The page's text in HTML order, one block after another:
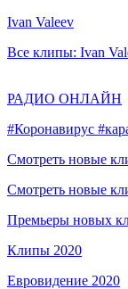
Ivan Valeev
Все клипы: Ivan
РАДИО ОНЛАЙН
#Коронавирус
Смотреть новые
Смотреть новые
Премьеры новых
Клипы 2020
Евровидение 2020